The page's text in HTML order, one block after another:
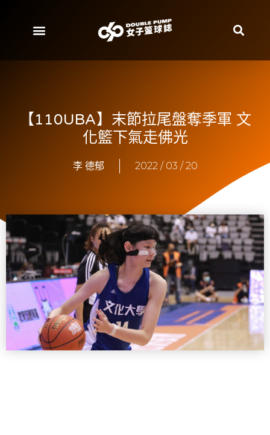
【110UBA】末節拉尾盤奪季軍 文
化籃下氣走佛光
李 德郁 2022 / 03 / 20